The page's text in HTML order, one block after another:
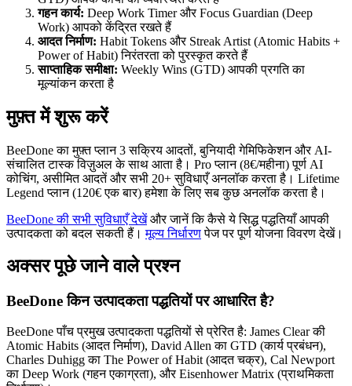
गहन कार्य: Deep Work Timer और Focus Guardian (Deep
Work) आपको केंद्रित रखते हैं
आदत निर्माण: Habit Tokens और Streak Artist (Atomic Habits +
Power of Habit) निरंतरता को पुरस्कृत करते हैं
साप्ताहिक समीक्षा: Weekly Wins (GTD) आपकी प्रगति का
मूल्यांकन करता है
मुफ़्त में शुरू करें
BeeDone का मुफ़्त प्लान 3 सक्रिय आदतों, बुनियादी गेमिफिकेशन और AI-
संचालित टास्क विज़ुअल के साथ आता है। Pro प्लान (8€/महीना) पूर्ण AI
कोचिंग, असीमित आदतें और सभी 20+ सुविधाएँ अनलॉक करता है। Lifetime
Legend प्लान (120€ एक बार) हमेशा के लिए सब कुछ अनलॉक करता है।
BeeDone की सभी सुविधाएँ देखेंऔर जानें कि कैसे ये सिद्ध पद्धतियाँ आपकी
उत्पादकता को बदल सकती हैं।मूल्य निर्धारणपेज पर पूर्ण योजना विवरण देखें।
अक्सर पूछे जाने वाले प्रश्न
BeeDone किन उत्पादकता पद्धतियों पर आधारित है?
BeeDone पाँच प्रमुख उत्पादकता पद्धतियों से प्रेरित है: James Clear की
Atomic Habits (आदत निर्माण), David Allen का GTD (कार्य प्रबंधन),
Charles Duhigg का The Power of Habit (आदत चक्र), Cal Newport
का Deep Work (गहन एकाग्रता), और Eisenhower Matrix (प्राथमिकता